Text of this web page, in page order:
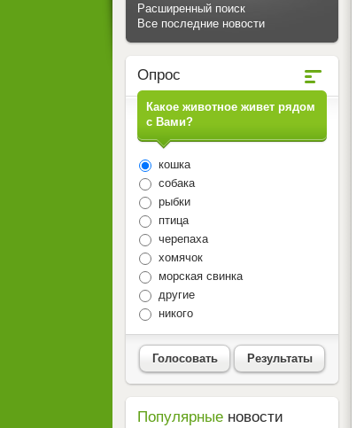
Расширенный поиск
Все последние новости
Опрос
Какое животное живет рядом
с Вами?
кошка
собака
рыбки
птица
черепаха
хомячок
морская свинка
другие
никого
Голосовать Результаты
Популярные новости